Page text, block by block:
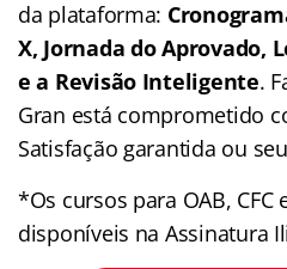
da plataforma:
X, Jornada do Aprovado,
e a Revisão Inteligente.
Gran está comprometido
Satisfação garantida ou
*Os cursos para OAB, CFC
disponíveis na Assinatura